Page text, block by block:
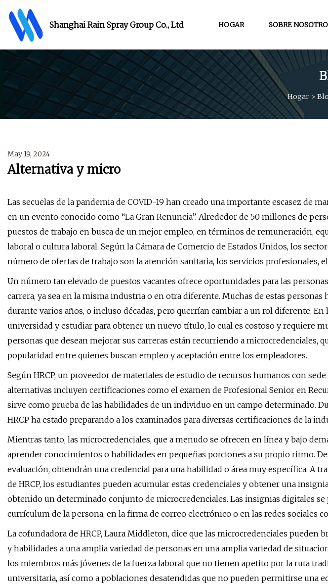
Shanghai Rain Spray Group Co., Ltd HOGAR SOBRE
Hogar>
May 19, 2024
Alternativa y micro
Las secuelas de la pandemia de COVID-19 han creado una importante escasez de
en un evento conocido como “La Gran Renuncia”. Alrededor de 50 millones de
puestos de trabajo en busca de un mejor empleo, en términos de remuneración,
laboral o cultura laboral. Según la Cámara de Comercio de Estados Unidos, los
número de ofertas de trabajo son la atención sanitaria, los servicios profesionales,
Un número tan elevado de puestos vacantes ofrece oportunidades para las
carrera, ya sea en la misma industria o en otra diferente. Muchas de estas personas
durante varios años, o incluso décadas, pero querrían cambiar a un rol diferente. En
universidad y estudiar para obtener un nuevo título, lo cual es costoso y requiere
personas que desean mejorar sus carreras están recurriendo a microcredenciales,
popularidad entre quienes buscan empleo y aceptación entre los empleadores.
Según HRCP, un proveedor de materiales de estudio de recursos humanos con
alternativas incluyen certificaciones como el examen de Profesional Senior en
sirve como prueba de las habilidades de un individuo en un campo determinado.
HRCP ha estado preparando a los examinados para diversas certificaciones de la
Mientras tanto, las microcredenciales, que a menudo se ofrecen en línea y bajo
aprender conocimientos o habilidades en pequeñas porciones a su propio ritmo.
evaluación, obtendrán una credencial para una habilidad o área muy específica. A
de HRCP, los estudiantes pueden acumular estas credenciales y obtener una
obtenido un determinado conjunto de microcredenciales. Las insignias digitales
currículum de la persona, en la firma de correo electrónico o en las redes sociales
La cofundadora de HRCP, Laura Middleton, dice que las microcredenciales pueden
y habilidades a una amplia variedad de personas en una amplia variedad de
los miembros más jóvenes de la fuerza laboral que no tienen apetito por la ruta
universitaria, así como a poblaciones desatendidas que no pueden permitirse una